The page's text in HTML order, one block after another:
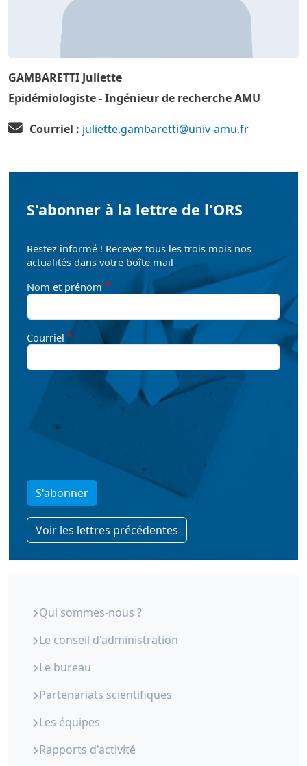
GAMBARETTI Juliette
Epidémiologiste - Ingénieur de recherche AMU
Courriel : juliette.gambaretti@univ-amu.fr
S'abonner à la lettre de l'ORS
Restez informé ! Recevez tous les trois mois nos
actualités dans votre boîte mail
Nom et prénom
Courriel
S'abonner
Voir les lettres précédentes
Qui sommes-nous ?
Le conseil d'administration
Le bureau
Partenariats scientifiques
Les équipes
Rapports d'activité